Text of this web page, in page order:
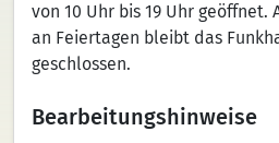
von 10 Uhr bis 19 Uhr geöffnet.
an Feiertagen bleibt das
geschlossen.
Bearbeitungshinweise